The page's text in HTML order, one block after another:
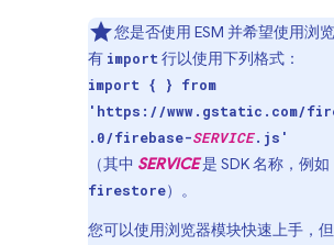
您是否使用 ESM 并希望使用浏
有 import 行以使用下列格式：
import { } from
'https://www.gstatic.com/
.0/firebase-SERVICE.js'
（其中 SERVICE是 SDK 名称，例如
firestore）。
您可以使用浏览器模块快速上手，